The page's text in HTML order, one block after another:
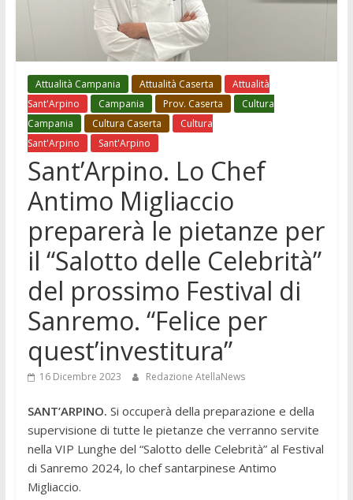
Attualità Campania Attualità Caserta
Attualità
Sant'Arpino
Campania Prov. Caserta
Cultura
Campania
Cultura Caserta
Cultura
Sant'Arpino
Sant'Arpino
Sant’Arpino. Lo Chef
Antimo Migliaccio
preparerà le pietanze per
il “Salotto delle Celebrità”
del prossimo Festival di
Sanremo. “Felice per
quest’investitura”
16 Dicembre 2023 Redazione AtellaNews
SANT’ARPINO. Si occuperà della preparazione e della
supervisione di tutte le pietanze che verranno servite
nella VIP Lunghe del “Salotto delle Celebrità” al Festival
di Sanremo 2024, lo chef santarpinese Antimo
Migliaccio.